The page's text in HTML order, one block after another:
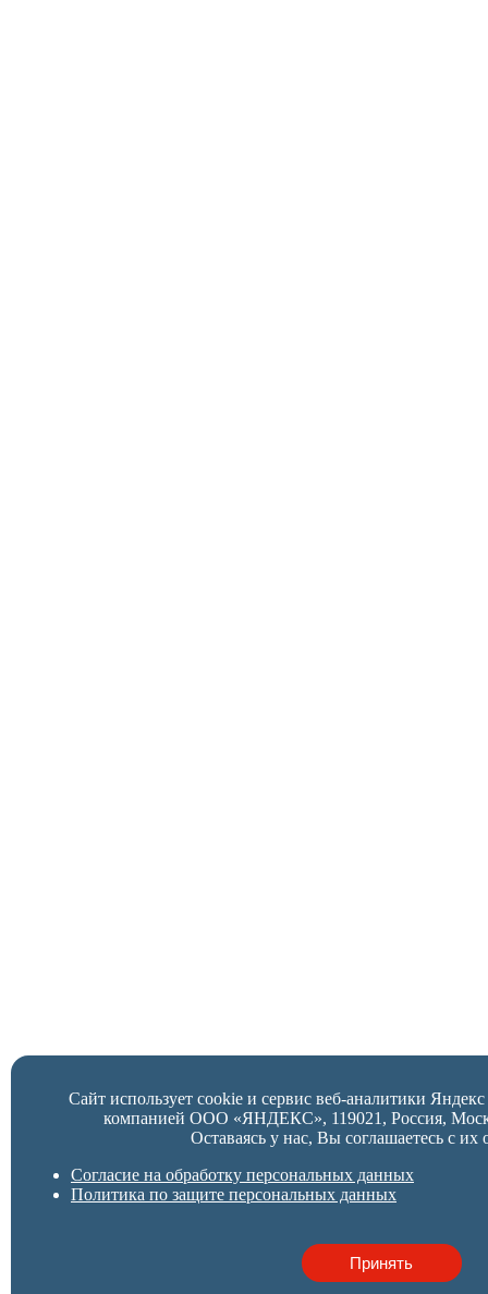
Сайт использует cookie и сервис веб-аналитики
компанией ООО «ЯНДЕКС», 119021, Россия,
Оставаясь у нас, Вы соглашаетесь с их
Согласие на обработку персональных данных
Политика по защите персональных данных
Принять